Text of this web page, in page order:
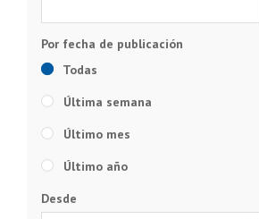
Todas
Última semana
Último mes
Último año
Desde